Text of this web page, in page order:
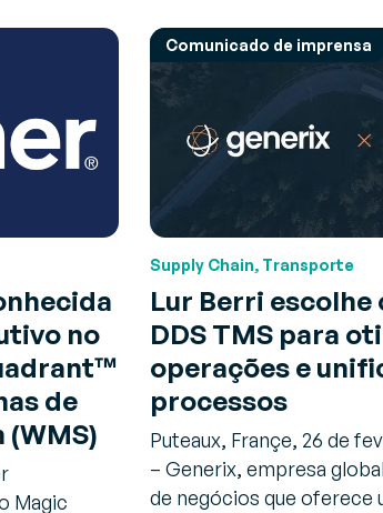
no
de
Magic
Comunicado de imprensa
Supply Chain, Transporte
Lur Berri escolhe
DDS TMS para
operações e
processos
Puteaux, Françe, 26 de
– Generix, empresa
de negócios que oferece